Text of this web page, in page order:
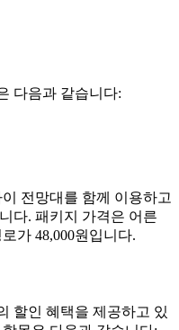
다음과 같습니다:
전망대를 함께 이용하고
다. 패키지 가격은 어른
가 48,000원입니다.
할인 혜택을 제공하고 있